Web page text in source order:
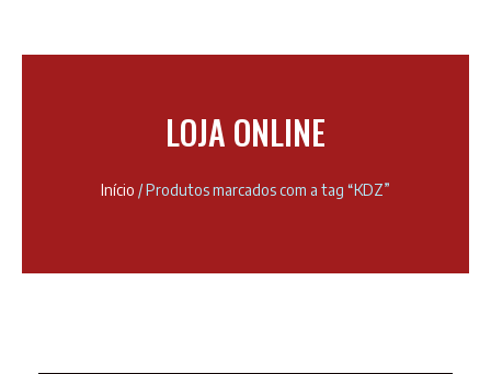
LOJA ONLINE
Início / Produtos marcados com a tag “KDZ”